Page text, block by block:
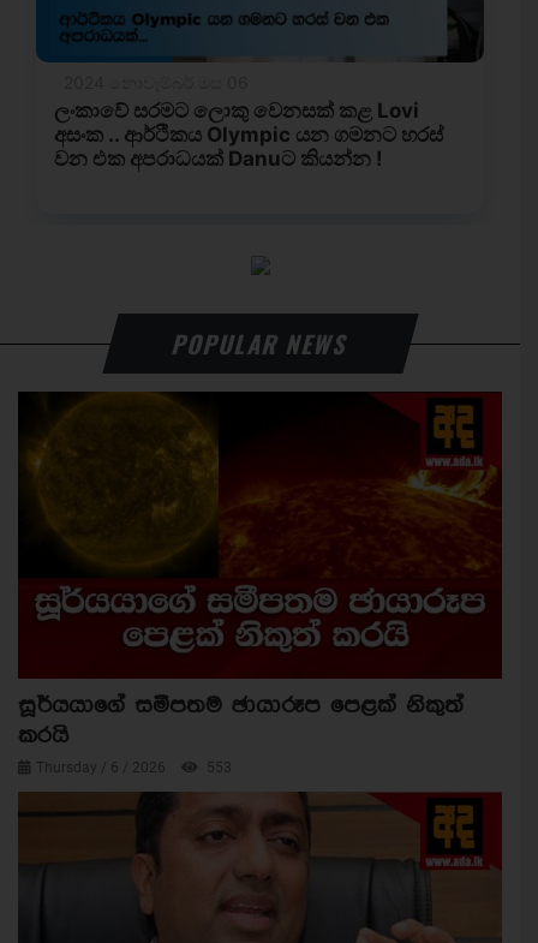
POPULAR NEWS
සූර්යයාගේ සමීපතම ඡායාරූප පෙළක් නිකුත්
කරයි
Thursday / 6 / 2026 553